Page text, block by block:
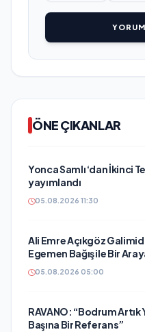
ÖNE ÇIKANLAR
Yonca Samlı ‘dan İkinci
yayımlandı
05.08.2026 11:30
Ali Emre Açıkgöz
Egemen Bağış ile Bir
05.08.2026 05:00
RAVANO: “Bodrum
Başına Bir Referans”